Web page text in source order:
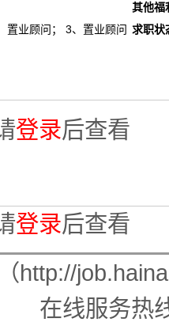
其他福
置业顾问； 3、置业顾问 求职状
登录后查看
登录后查看
http://
在线服务热